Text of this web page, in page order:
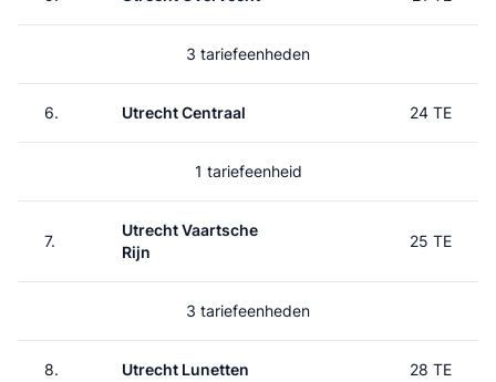
3 tariefeenheden
6. Utrecht Centraal 24 TE
1 tariefeenheid
7.
Utrecht Vaartsche
Rijn
25 TE
3 tariefeenheden
8. Utrecht Lunetten 28 TE